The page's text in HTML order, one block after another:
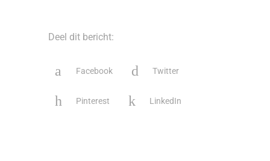
Deel dit bericht:
Facebook Twitter
Pinterest LinkedIn